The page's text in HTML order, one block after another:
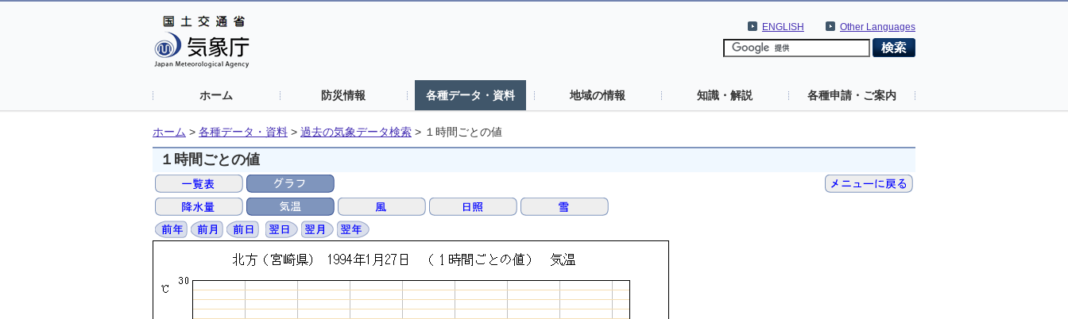
Other Languages
ENGLISH
ホーム 防災情報 各種データ・資料 地域の情報 知識・解説 各種申請・ご案内
ホーム > 各種データ・資料 > 過去の気象データ検索 > １時間ごとの値
１時間ごとの値